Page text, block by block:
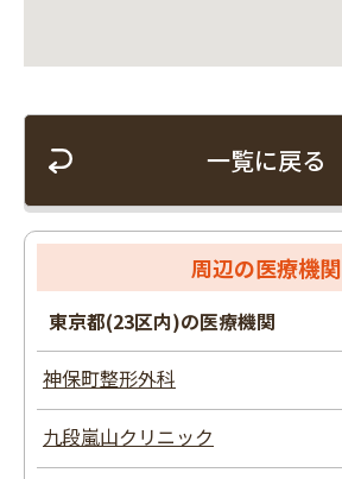
一覧に戻る
周辺の医療機関
東京都(23区内)の医療機関
神保町整形外科
九段嵐山クリニック